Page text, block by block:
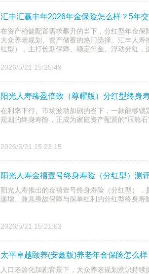
汇丰汇赢丰年2026年金保险怎么样？5年
在资产稳健配置需求攀升的当下，分红型年金保
大众养老规划、资产储蓄的热门选择。汇丰人
红型），主打长期保障、稳定年金、浮动分红，
2026/5/21 15:25:49
阳光人寿臻盈倍致（尊耀版）分红型终身
在利率下行、市场波动加剧的当下，一款能够锁
规划的终身寿险，正成为家庭资产配置的“压舱石”
2026/5/21 15:23:15
阳光人寿金禧壹号终身寿险（分红型）测
阳光人寿推出的金禧壹号终身寿险（分红型），
递增、兼具身故保障与保单红利的分红型终身寿
2026/5/21 15:21:02
太平卓越颐养(安鑫版)养老年金保险怎么样
人口老龄化加剧背景下，大众养老规划意识持